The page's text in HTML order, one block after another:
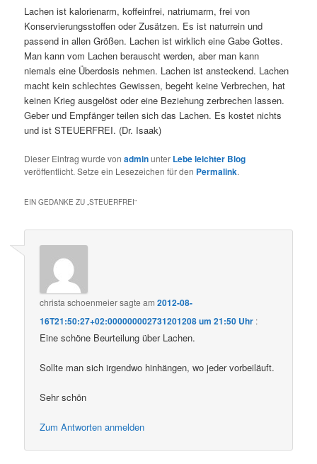
Lachen ist kalorienarm, koffeinfrei, natriumarm, frei von
Konservierungsstoffen oder Zusätzen. Es ist naturrein und
passend in allen Größen. Lachen ist wirklich eine Gabe Gottes.
Man kann vom Lachen berauscht werden, aber man kann
niemals eine Überdosis nehmen. Lachen ist ansteckend. Lachen
macht kein schlechtes Gewissen, begeht keine Verbrechen, hat
keinen Krieg ausgelöst oder eine Beziehung zerbrechen lassen.
Geber und Empfänger teilen sich das Lachen. Es kostet nichts
und ist STEUERFREI. (Dr. Isaak)
Dieser Eintrag wurde vonadminunter Lebe leichter Blog
veröffentlicht. Setze ein Lesezeichen für den Permalink.
EIN GEDANKE ZU „STEUERFREI“
christa schoenmeiersagte am2012-08-
16T21:50:27+02:000000002731201208 um 21:50 Uhr :
Eine schöne Beurteilung über Lachen.
Sollte man sich irgendwo hinhängen, wo jeder vorbeiläuft.
Sehr schön
Zum Antworten anmelden